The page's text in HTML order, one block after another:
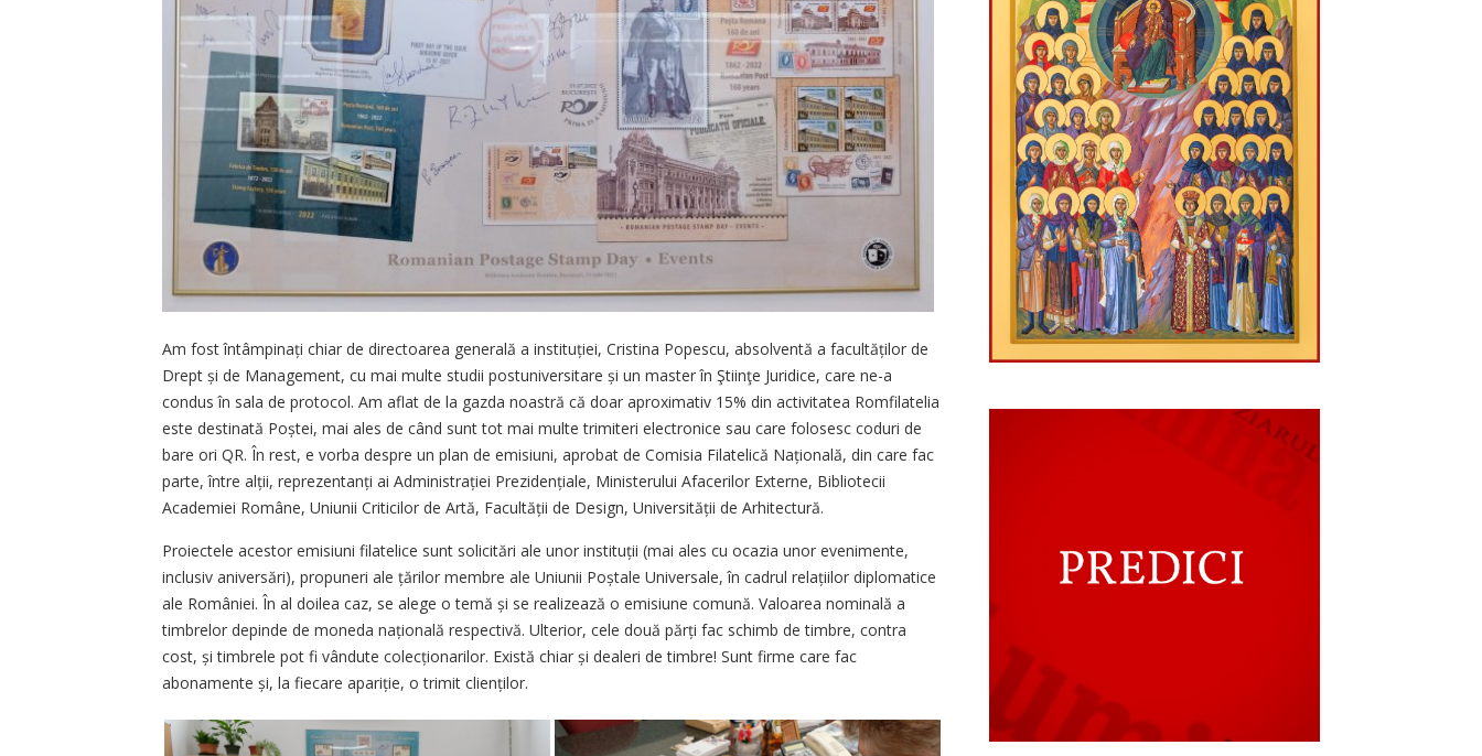
Am fost întâmpinați chiar de directoarea generală a instituției, Cristina Popescu, absolventă a facultăților de
Drept și de Management, cu mai multe studii postuniversitare și un master în Ştiinţe Juridice, care ne-a
condus în sala de protocol. Am aflat de la gazda noastră că doar aproximativ 15% din activitatea Romfilatelia
este destinată Poștei, mai ales de când sunt tot mai multe trimiteri electronice sau care folosesc coduri de
bare ori QR. În rest, e vorba despre un plan de emisiuni, aprobat de Comisia Filatelică Națională, din care fac
parte, între alții, reprezentanți ai Administrației Prezidențiale, Ministerului Afacerilor Externe, Bibliotecii
Academiei Române, Uniunii Criticilor de Artă, Facultății de Design, Universității de Arhitectură.
Proiectele acestor emisiuni filatelice sunt solicitări ale unor instituții (mai ales cu ocazia unor evenimente,
inclusiv aniversări), propuneri ale țărilor membre ale Uniunii Poștale Universale, în cadrul relațiilor diplomatice
ale României. În al doilea caz, se alege o temă și se realizează o emisiune comună. Valoarea nominală a
timbrelor depinde de moneda națională respectivă. Ulterior, cele două părți fac schimb de timbre, contra
cost, și timbrele pot fi vândute colecționarilor. Există chiar și dealeri de timbre! Sunt firme care fac
abonamente și, la fiecare apariție, o trimit clienților.